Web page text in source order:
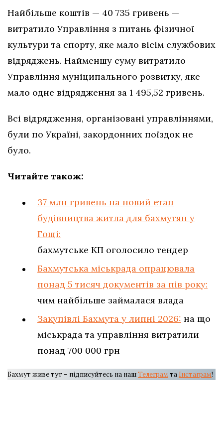
Найбільше коштів — 40 735 гривень —
витратило Управління з питань фізичної
культури та спорту, яке мало вісім службових
відряджень. Найменшу суму витратило
Управління муніципального розвитку, яке
мало одне відрядження за 1 495,52 гривень.
Всі відрядження, організовані управліннями,
були по Україні, закордонних поїздок не
було.
Читайте також:
37 млн гривень на новий етап
будівництва житла для бахмутян у
Гощі:
бахмутське КП оголосило тендер
Бахмутська міськрада опрацювала
понад 5 тисяч документів за пів року:
чим найбільше займалася влада
Закупівлі Бахмута у липні 2026: на що
міськрада та управління витратили
понад 700 000 грн
Бахмут живе тут – підписуйтесь на нашТелеграм та Інстаграм!